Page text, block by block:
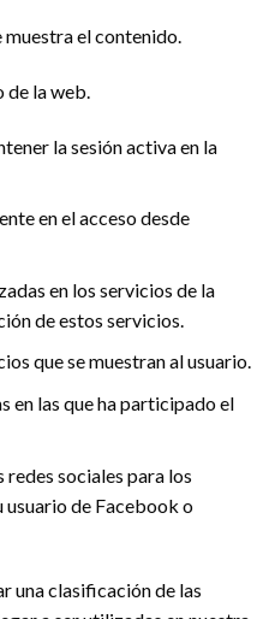
muestra el contenido.
la web.
la sesión activa en la
en el acceso desde
en los servicios de la
de estos servicios.
que se muestran al usuario.
en las que ha participado el
redes sociales para los
usuario de Facebook o
una clasificación de las